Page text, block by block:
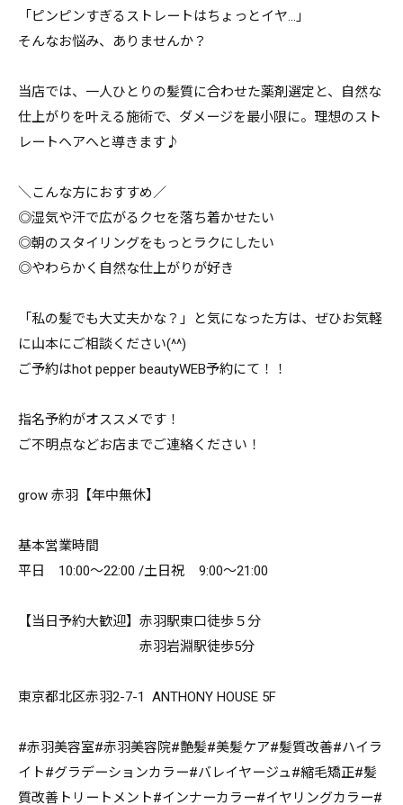
「ピンピンすぎるストレートはちょっとイヤ…」
そんなお悩み、ありませんか？
当店では、一人ひとりの髪質に合わせた薬剤選定と、自然な
仕上がりを叶える施術で、ダメージを最小限に。理想のスト
レートヘアへと導きます♪
＼こんな方におすすめ／
◎湿気や汗で広がるクセを落ち着かせたい
◎朝のスタイリングをもっとラクにしたい
◎やわらかく自然な仕上がりが好き
「私の髪でも大丈夫かな？」と気になった方は、ぜひお気軽
に山本にご相談ください(^^)
ご予約はhot pepper beautyWEB予約にて！！
指名予約がオススメです！
ご不明点などお店までご連絡ください！
grow 赤羽【年中無休】
基本営業時間
平日 10:00～22:00 /土日祝 9:00～21:00
【当日予約大歓迎】赤羽駅東口徒歩５分
赤羽岩淵駅徒歩5分
東京都北区赤羽2-7-1 ANTHONY HOUSE 5F
#赤羽美容室#赤羽美容院#艶髪#美髪ケア#髪質改善#ハイラ
イト#グラデーションカラー#バレイヤージュ#縮毛矯正#髪
質改善トリートメント#インナーカラー#イヤリングカラー#